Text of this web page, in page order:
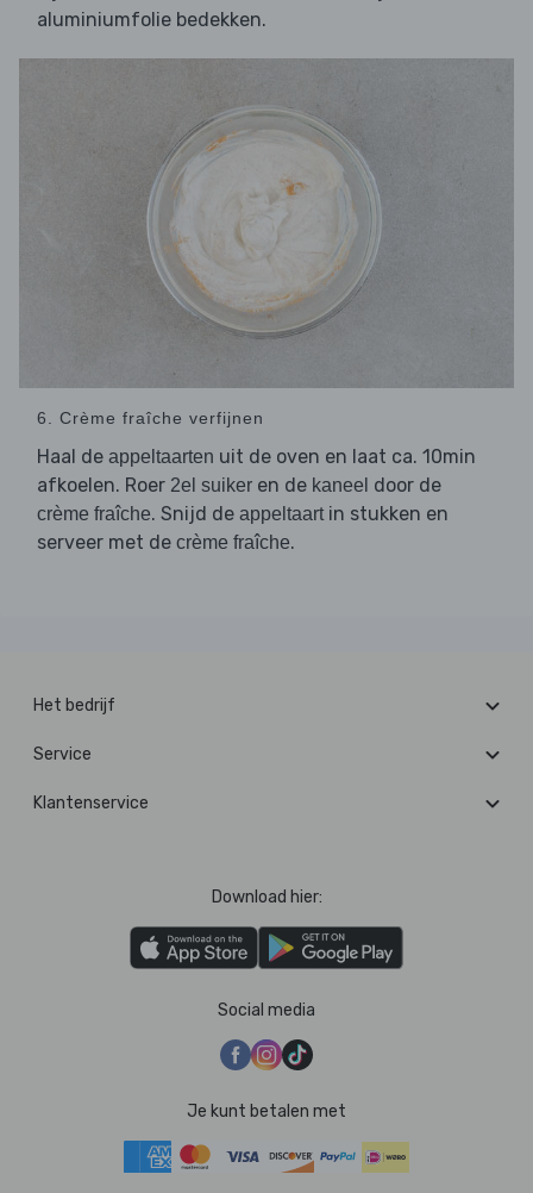
aluminiumfolie bedekken.
6. Crème fraîche verfijnen
Haal de appeltaarten uit de oven en laat ca. 10min
afkoelen. Roer 2el suiker en de kaneel door de
crème fraîche. Snijd de appeltaartin stukken en
serveer met de crème fraîche.
Het bedrijf
Service
Klantenservice
Download hier:
Social media
Je kunt betalen met